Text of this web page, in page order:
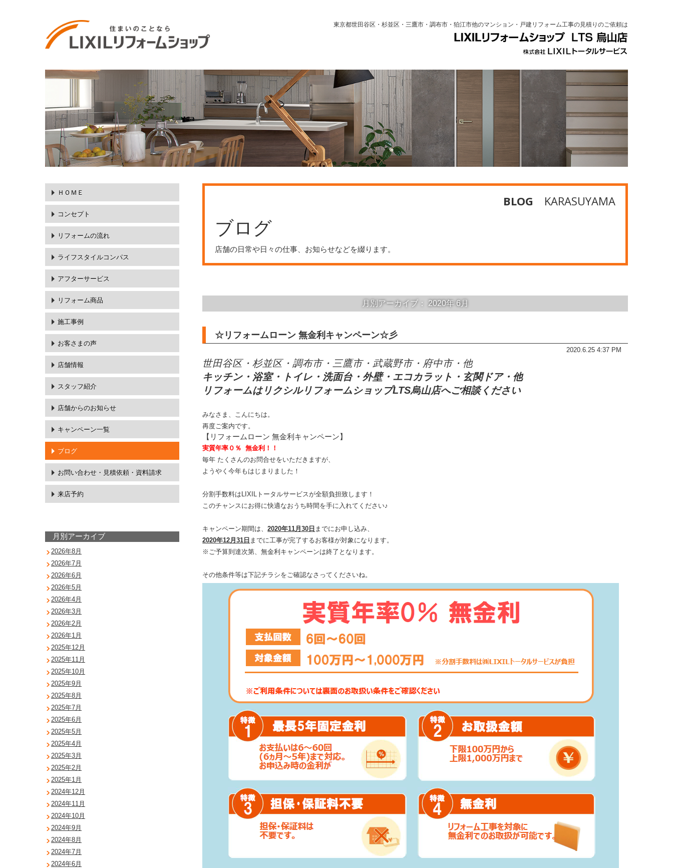
東京都世田谷区・杉並区・三鷹市・調布市・狛江市他のマンション・戸建リフォーム工事の見積りのご依頼は
BLOG KARASUYAMA
ブログ
店舗の日常や日々の仕事、お知らせなどを綴ります。
月別アーカイブ： 2020年 6月
☆リフォームローン 無金利キャンペーン☆彡
2020.6.25 4:37 PM
世田谷区・杉並区・調布市・三鷹市・武蔵野市・府中市・他
キッチン・浴室・トイレ・洗面台・外壁・エコカラット・玄関ドア・他
リフォームはリクシルリフォームショップLTS烏山店へご相談ください
みなさま、こんにちは。
再度ご案内です。
【リフォームローン 無金利キャンペーン】
実質年率０％ 無金利！！
毎年 たくさんのお問合せをいただきますが、
ようやく今年もはじまりました！
分割手数料はLIXILトータルサービスが全額負担致します！
このチャンスにお得に快適なおうち時間を手に入れてください♪
キャンペーン期間は、2020年11月30日 までにお申し込み、
2020年12月31日 までに工事が完了するお客様が対象になります。
※ご予算到達次第、無金利キャンペーンは終了となります。
その他条件等は下記チラシをご確認なさってくださいね。
ＨＯＭＥ
コンセプト
リフォームの流れ
ライフスタイルコンパス
アフターサービス
リフォーム商品
施工事例
お客さまの声
店舗情報
スタッフ紹介
店舗からのお知らせ
キャンペーン一覧
ブログ
お問い合わせ・ 見積依頼・資料請求
来店予約
月別アーカイブ
2026年8月
2026年7月
2026年6月
2026年5月
2026年4月
2026年3月
2026年2月
2026年1月
2025年12月
2025年11月
2025年10月
2025年9月
2025年8月
2025年7月
2025年6月
2025年5月
2025年4月
2025年3月
2025年2月
2025年1月
2024年12月
2024年11月
2024年10月
2024年9月
2024年8月
2024年7月
2024年6月